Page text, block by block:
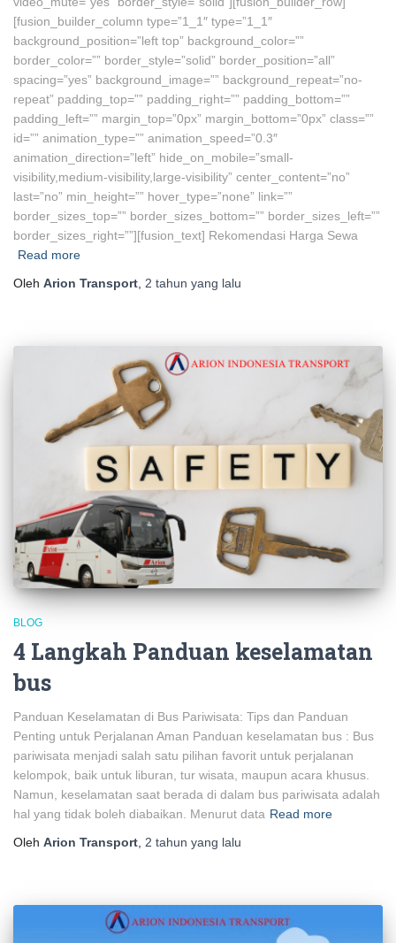
[fusion_builder_column type=”1_1″ type=”1_1″
background_position=”left top” background_color=””
border_color=”” border_style=”solid” border_position=”all”
spacing=”yes” background_image=”” background_repeat=”no-
repeat” padding_top=”” padding_right=”” padding_bottom=””
padding_left=”” margin_top=”0px” margin_bottom=”0px” class=””
id=”” animation_type=”” animation_speed=”0.3″
animation_direction=”left” hide_on_mobile=”small-
visibility,medium-visibility,large-visibility” center_content=”no”
last=”no” min_height=”” hover_type=”none” link=””
border_sizes_top=”” border_sizes_bottom=”” border_sizes_left=””
border_sizes_right=””][fusion_text] Rekomendasi Harga Sewa
Read more
Oleh Arion Transport, 2 tahun yang lalu
BLOG
4 Langkah Panduan keselamatan
bus
Panduan Keselamatan di Bus Pariwisata: Tips dan Panduan
Penting untuk Perjalanan Aman Panduan keselamatan bus : Bus
pariwisata menjadi salah satu pilihan favorit untuk perjalanan
kelompok, baik untuk liburan, tur wisata, maupun acara khusus.
Namun, keselamatan saat berada di dalam bus pariwisata adalah
hal yang tidak boleh diabaikan. Menurut data Read more
Oleh Arion Transport, 2 tahun yang lalu